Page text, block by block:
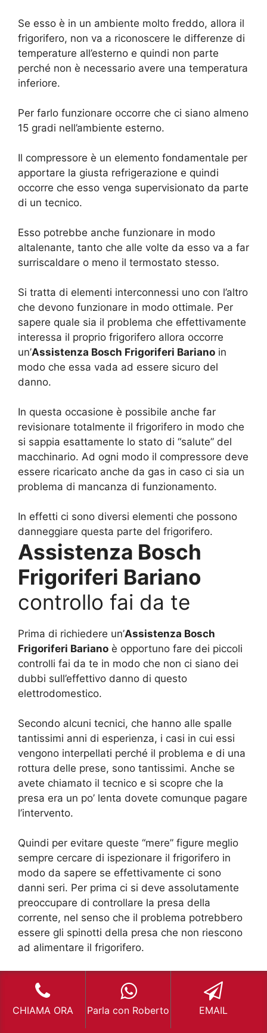
Se esso è in un ambiente molto freddo, allora il
frigorifero, non va a riconoscere le differenze di
temperature all’esterno e quindi non parte
perché non è necessario avere una temperatura
inferiore.
Per farlo funzionare occorre che ci siano almeno
15 gradi nell’ambiente esterno.
Il compressore è un elemento fondamentale per
apportare la giusta refrigerazione e quindi
occorre che esso venga supervisionato da parte
di un tecnico.
Esso potrebbe anche funzionare in modo
altalenante, tanto che alle volte da esso va a far
surriscaldare o meno il termostato stesso.
Si tratta di elementi interconnessi uno con l’altro
che devono funzionare in modo ottimale. Per
sapere quale sia il problema che effettivamente
interessa il proprio frigorifero allora occorre
un’Assistenza Bosch Frigoriferi Bariano in
modo che essa vada ad essere sicuro del
danno.
In questa occasione è possibile anche far
revisionare totalmente il frigorifero in modo che
si sappia esattamente lo stato di “salute” del
macchinario. Ad ogni modo il compressore deve
essere ricaricato anche da gas in caso ci sia un
problema di mancanza di funzionamento.
In effetti ci sono diversi elementi che possono
danneggiare questa parte del frigorifero.
Assistenza Bosch
Frigoriferi Bariano
controllo fai da te
Prima di richiedere un’Assistenza Bosch
Frigoriferi Bariano è opportuno fare dei piccoli
controlli fai da te in modo che non ci siano dei
dubbi sull’effettivo danno di questo
elettrodomestico.
Secondo alcuni tecnici, che hanno alle spalle
tantissimi anni di esperienza, i casi in cui essi
vengono interpellati perché il problema e di una
rottura delle prese, sono tantissimi. Anche se
avete chiamato il tecnico e si scopre che la
presa era un po’ lenta dovete comunque pagare
l’intervento.
Quindi per evitare queste “mere” figure meglio
sempre cercare di ispezionare il frigorifero in
modo da sapere se effettivamente ci sono
danni seri. Per prima ci si deve assolutamente
preoccupare di controllare la presa della
corrente, nel senso che il problema potrebbero
essere gli spinotti della presa che non riescono
ad alimentare il frigorifero.
parete per intenderci, che è rotta.
CHIAMA ORA Parla con Roberto EMAIL